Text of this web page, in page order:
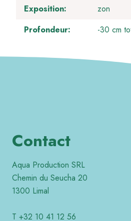
Exposition
zon
Profondeur
-30 cm
Contact
Aqua Production SRL
Chemin du Seucha 20
1300 Limal
T +32 10 41 12 56